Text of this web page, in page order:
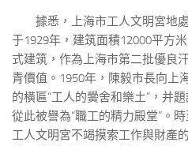
據悉，上海市工人文明宮地
于1929年，建筑面積12000平方
式建筑，作為上海市第二批優良
青價值。1950年，陳毅市長向上
的橫匾“工人的黌舍和樂土”，并
從此被譽為“職工的精力殿堂”。
工人文明宮不竭摸索工作與財產